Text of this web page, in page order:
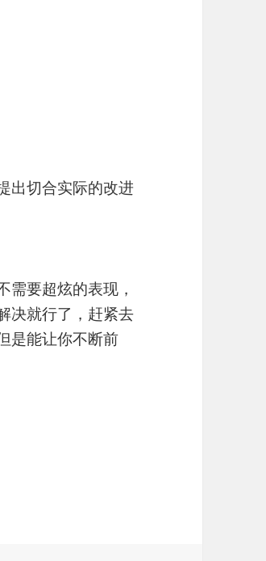
出切合实际的改进
需要超炫的表现，
决就行了，赶紧去
是能让你不断前